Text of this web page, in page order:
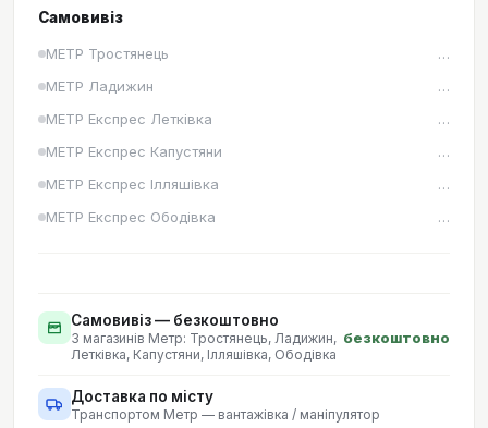
Самовивіз
METР Тростянець
…
METР Ладижин
…
METР Експрес Летківка
…
METР Експрес Капустяни
…
METР Експрес Ілляшівка
…
METР Експрес Ободівка
…
Самовивіз — безкоштовно
З магазинів Метр: Тростянець, Ладижин,
Летківка, Капустяни, Ілляшівка, Ободівка
безкоштовно
Доставка по місту
Транспортом Метр — вантажівка / маніпулятор